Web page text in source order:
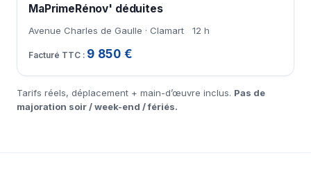
MaPrimeRénov' déduites
Avenue Charles de Gaulle · Clamart 12 h
9 850 €
Tarifs réels, déplacement + main-d’œuvre inclus. Pas de
majoration soir / week-end / fériés.